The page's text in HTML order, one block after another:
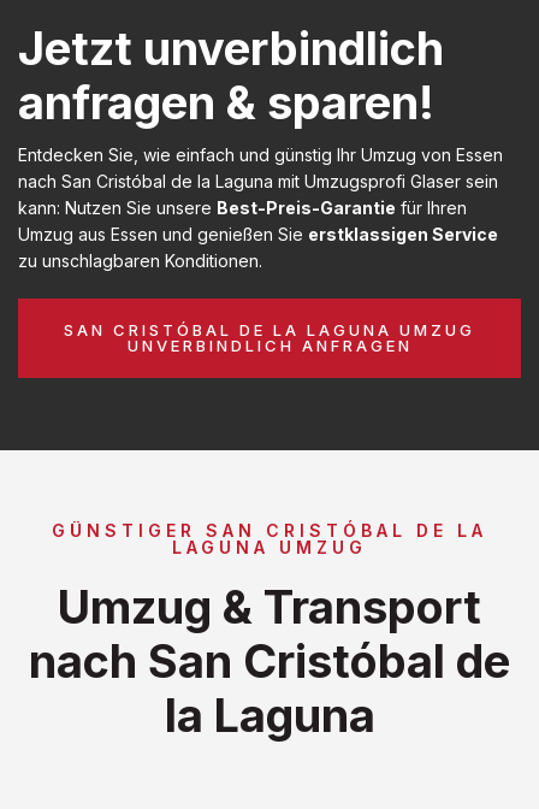
Jetzt unverbindlich
anfragen & sparen!
Entdecken Sie, wie einfach und günstig Ihr Umzug von Essen
nach San Cristóbal de la Laguna mit Umzugsprofi Glaser sein
kann: Nutzen Sie unsere Best-Preis-Garantie für Ihren
Umzug aus Essen und genießen Sie erstklassigen Service
zu unschlagbaren Konditionen.
SAN CRISTÓBAL DE LA LAGUNA UMZUG
UNVERBINDLICH ANFRAGEN
GÜNSTIGER SAN CRISTÓBAL DE LA
LAGUNA UMZUG
Umzug & Transport
nach San Cristóbal de
la Laguna